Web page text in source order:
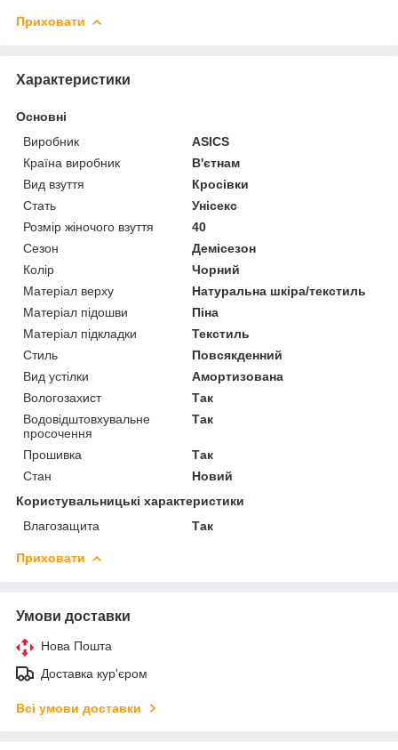
Приховати
Характеристики
Основні
Виробник
ASICS
Країна виробник
В'єтнам
Вид взуття
Кросівки
Стать
Унісекс
Розмір жіночого взуття
40
Сезон
Демісезон
Колір
Чорний
Матеріал верху
Натуральна шкіра/текстиль
Матеріал підошви
Піна
Матеріал підкладки
Текстиль
Стиль
Повсякденний
Вид устілки
Амортизована
Вологозахист
Так
Водовідштовхувальне
просочення
Так
Прошивка
Так
Стан
Новий
Користувальницькі характеристики
Влагозащита
Так
Приховати
Умови доставки
Нова Пошта
Доставка кур'єром
Всі умови доставки